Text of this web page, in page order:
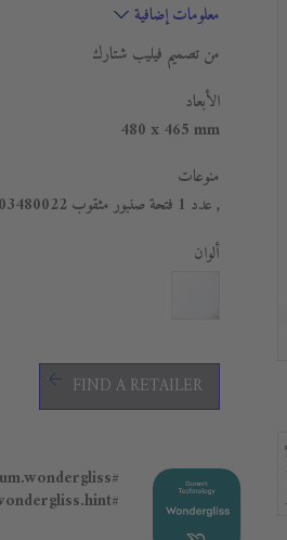
معلومات إضافية
من تصميم فيليب شتارك
الأبعاد
480 x 465 mm
منوعات
, عدد 1 فتحة صنبور مثقوب 0303480022
ألوان
FIND A RETAILER
#general.premium.wondergliss
#general.premium.wondergliss.hint